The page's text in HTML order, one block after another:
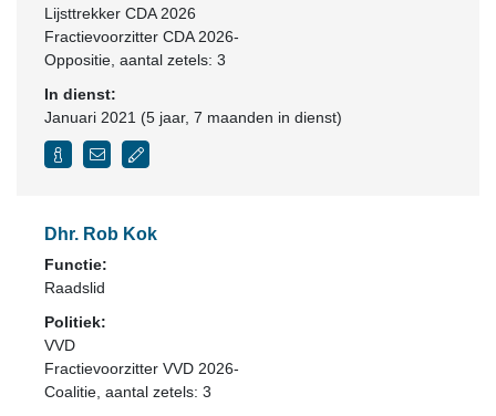
Lijsttrekker CDA 2026
Fractievoorzitter CDA 2026-
Oppositie , aantal zetels: 3
In dienst:
Januari 2021 (5 jaar, 7 maanden in dienst)
Dhr. Rob Kok
Functie:
Raadslid
Politiek:
VVD
Fractievoorzitter VVD 2026-
Coalitie , aantal zetels: 3